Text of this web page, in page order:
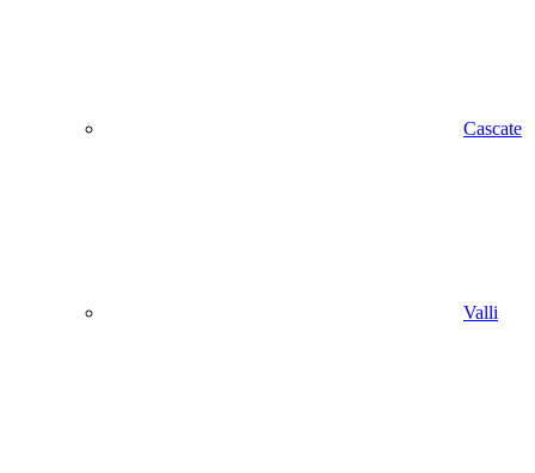
Cascate
Valli